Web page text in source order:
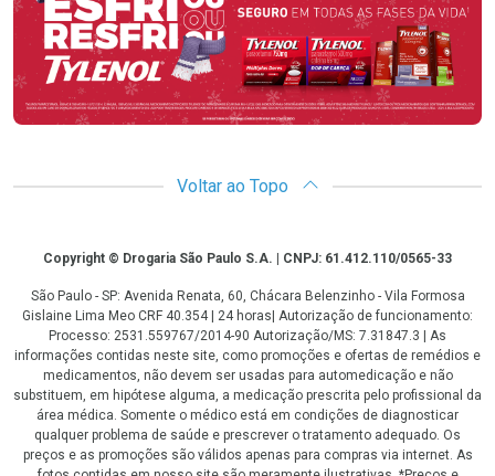
Voltar ao Topo
CopyrightCopyright © Drogaria São Paulo S.A. | CNPJ: 61.412.110/0565-33
São Paulo - SP: Avenida Renata, 60, Chácara Belenzinho - Vila Formosa
Gislaine Lima Meo CRF 40.354 | 24 horas| Autorização de funcionamento:
Processo: 2531.559767/2014-90 Autorização/MS: 7.31847.3 | As
informações contidas neste site, como promoções e ofertas de remédios e
medicamentos, não devem ser usadas para automedicação e não
substituem, em hipótese alguma, a medicação prescrita pelo profissional da
área médica. Somente o médico está em condições de diagnosticar
qualquer problema de saúde e prescrever o tratamento adequado. Os
preços e as promoções são válidos apenas para compras via internet. As